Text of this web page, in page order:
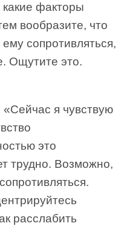
факторы
вообразите, что
сопротивляться,
Ощутите это.
«Сейчас я чувствую
это
трудно. Возможно,
расслабить